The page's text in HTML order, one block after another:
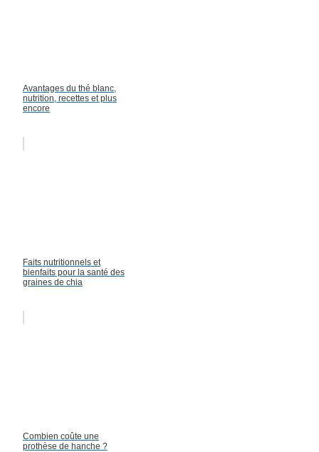
Avantages du thé blanc,
nutrition, recettes et plus
encore
Faits nutritionnels et
bienfaits pour la santé des
graines de chia
Combien coûte une
prothèse de hanche ?